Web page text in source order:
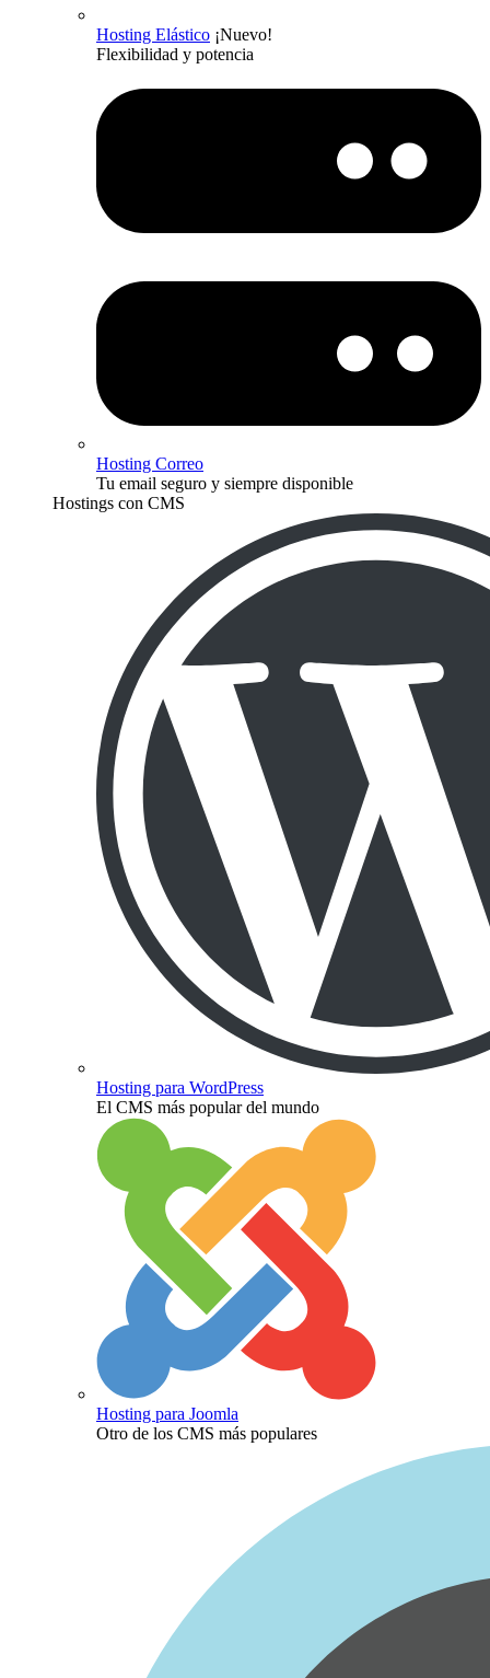
Hosting Elástico ¡Nuevo!
Flexibilidad y potencia
Hosting Correo
Tu email seguro y siempre disponible
Hostings con CMS
Hosting para WordPress
El CMS más popular del mundo
Hosting para Joomla
Otro de los CMS más populares